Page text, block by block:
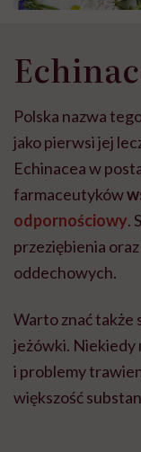
Polska nazwa
jako pierwsi jej
Echinacea w
farmaceutyków
odpornościowy.
przeziębienia
oddechowych.
Warto znać także
jeżówki. Niekiedy
i problemy
większość